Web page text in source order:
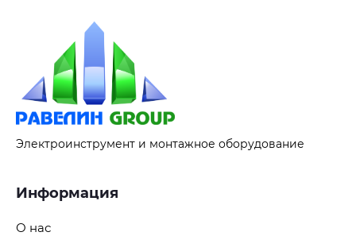
Электроинструмент и монтажное оборудование
Информация
О нас